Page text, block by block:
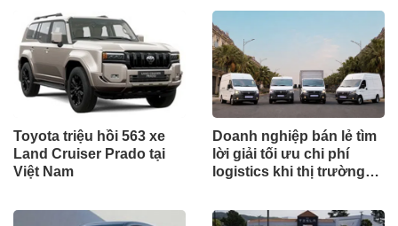
Toyota triệu hồi 563 xe
Land Cruiser Prado tại
Việt Nam
Doanh nghiệp bán lẻ tìm
lời giải tối ưu chi phí
logistics khi thị trường